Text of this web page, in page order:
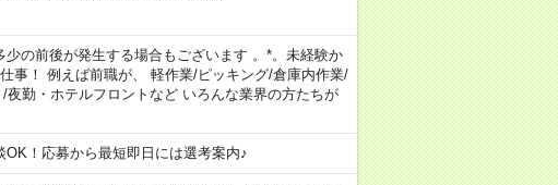
の前後が発生する場合もございます 。*。未経験か
事！ 例えば前職が、 軽作業/ピッキング/倉庫内作業/
勤・ホテルフロントなど いろんな業界の方たちが
！応募から最短即日には選考案内♪